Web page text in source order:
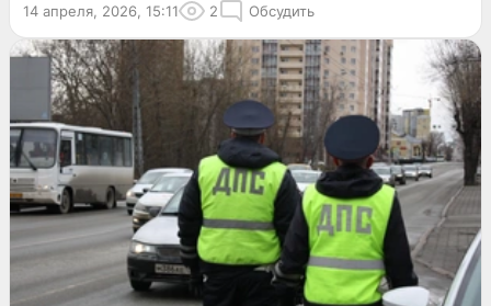
14 апреля, 2026, 15:11 2 Обсудить